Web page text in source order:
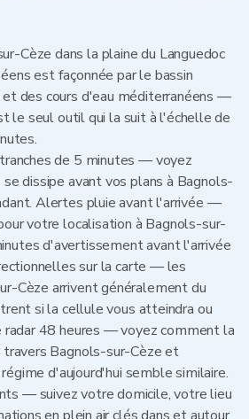
Cèze dans la plaine du Languedoc
est façonnée par le bassin
et des cours d'eau méditerranéens —
le seul outil qui la suit à l'échelle de
de 5 minutes — voyez
dissipe avant vos plans à Bagnols-
Alertes pluie avant l'arrivée —
votre localisation à Bagnols-sur-
d'avertissement avant l'arrivée
sur la carte — les
Cèze arrivent généralement du
si la cellule vous atteindra ou
radar 48 heures — voyez comment la
Bagnols-sur-Cèze et
d'aujourd'hui semble similaire.
— suivez votre domicile, votre lieu